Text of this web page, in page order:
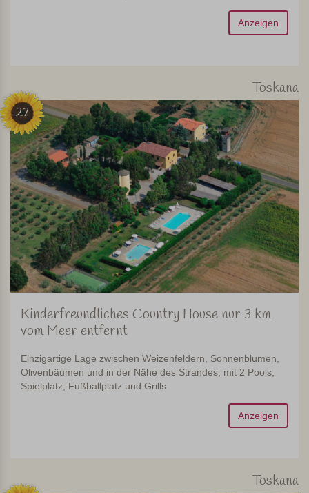
Anzeigen
Toskana
27
Kinderfreundliches Country House nur 3 km
vom Meer entfernt
Einzigartige Lage zwischen Weizenfeldern, Sonnenblumen,
Olivenbäumen und in der Nähe des Strandes, mit 2 Pools,
Spielplatz, Fußballplatz und Grills
Anzeigen
Toskana